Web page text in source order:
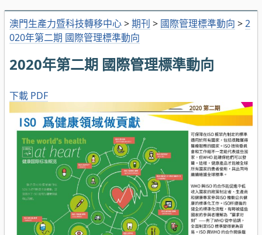
澳門生產力暨科技轉移中心>期刊 > 國際管理標準動向 >2
020年第二期 國際管理標準動向
2020年第二期 國際管理標準動向
下載 PDF